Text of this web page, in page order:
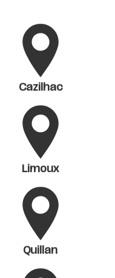
Cazilhac
Limoux
Quillan